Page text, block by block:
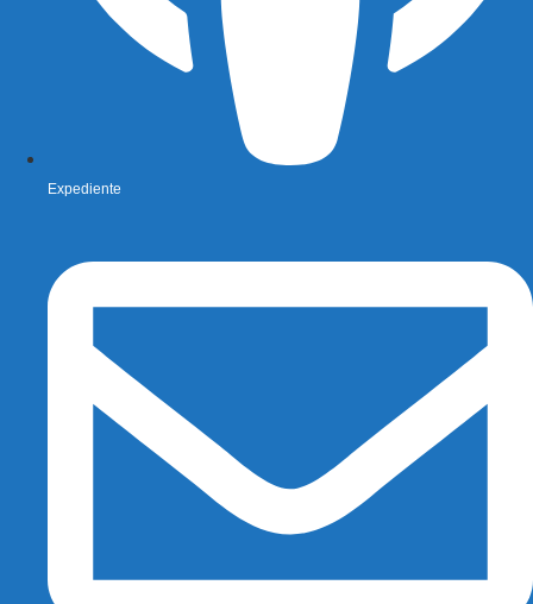
Expediente